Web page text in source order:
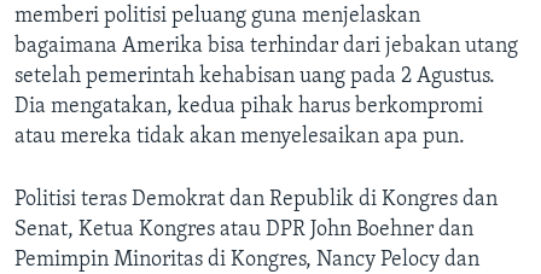
memberi politisi peluang guna menjelaskan
bagaimana Amerika bisa terhindar dari jebakan utang
setelah pemerintah kehabisan uang pada 2 Agustus.
Dia mengatakan, kedua pihak harus berkompromi
atau mereka tidak akan menyelesaikan apa pun.
Politisi teras Demokrat dan Republik di Kongres dan
Senat, Ketua Kongres atau DPR John Boehner dan
Pemimpin Minoritas di Kongres, Nancy Pelocy dan